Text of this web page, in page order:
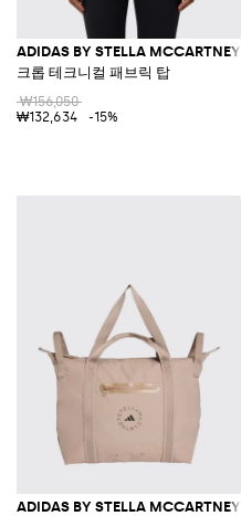
ADIDAS BY STELLA MCCARTNEY
크롭 테크니컬 패브릭 탑
₩156,050
₩132,634
-15%
ADIDAS BY STELLA MCCARTNEY